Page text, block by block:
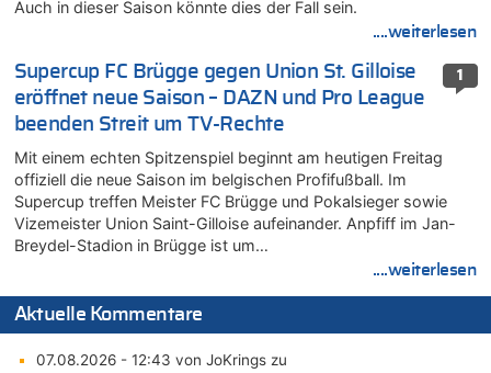
Auch in dieser Saison könnte dies der Fall sein.
....weiterlesen
1
Supercup FC Brügge gegen Union St. Gilloise
eröffnet neue Saison – DAZN und Pro League
beenden Streit um TV-Rechte
Mit einem echten Spitzenspiel beginnt am heutigen Freitag
offiziell die neue Saison im belgischen Profifußball. Im
Supercup treffen Meister FC Brügge und Pokalsieger sowie
Vizemeister Union Saint-Gilloise aufeinander. Anpfiff im Jan-
Breydel-Stadion in Brügge ist um…
....weiterlesen
Aktuelle Kommentare
07.08.2026 - 12:43 von JoKrings zu